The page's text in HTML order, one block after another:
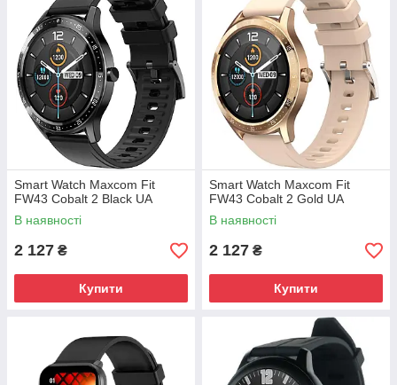
Smart Watch Maxcom Fit
FW43 Cobalt 2 Black UA
В наявності
2 127 ₴
Купити
Smart Watch Maxcom Fit
FW43 Cobalt 2 Gold UA
В наявності
2 127 ₴
Купити